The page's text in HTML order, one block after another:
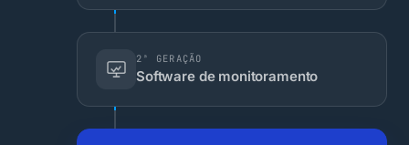
2ª GERAÇÃO
Software de monitoramento